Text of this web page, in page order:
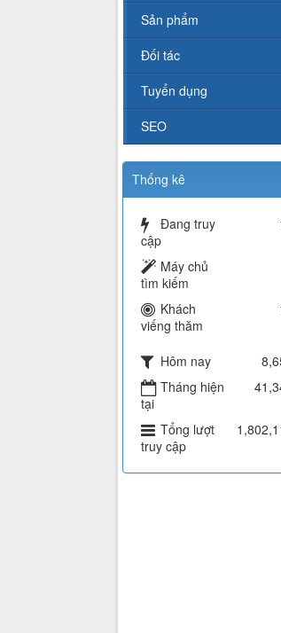
Sản phẩm
Đối tác
Tuyển dụng
SEO
Thống kê
Đang truy
cập
Máy chủ
tìm kiếm
Khách
viếng thăm
Hôm nay
Tháng hiện
tại
Tổng lượt
truy cập